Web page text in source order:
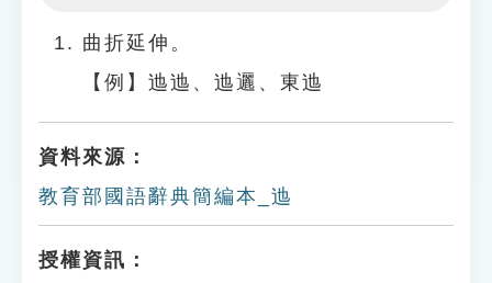
曲折延伸。
【例】迆迆、迆邐、東迆
資料來源：
教育部國語辭典簡編本_迆
授權資訊：